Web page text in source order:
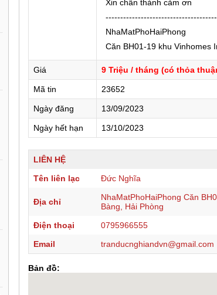
Xin chân thành cảm ơn
NhaMatPhoHaiPhong
Căn BH01-19 khu Vinhomes
Giá 9 Triệu / tháng (có thỏa
Mã tin 23652
Ngày đăng 13/09/2023
Ngày hết hạn 13/10/2023
LIÊN HỆ
Tên liên lạc
Đức Nghĩa
Địa chỉ
NhaMatPhoHaiPhong Căn
Bàng, Hải Phòng
Điện thoại
0795966555
Email
tranducnghiandvn@gmail.com
Bản đồ: